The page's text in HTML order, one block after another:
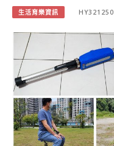
生活育樂資訊 HY321250